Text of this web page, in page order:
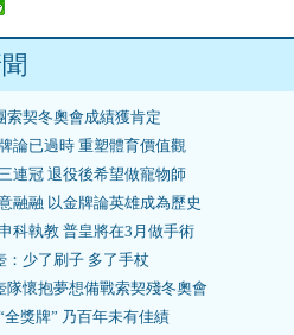
索契冬奧會成績獲肯定
論已過時 重塑體育價值觀
連冠 退役後希望做寵物師
融融 以金牌論英雄成為歷史
科執教 普皇將在3月做手術
：少了刷子 多了手杖
隊懷抱夢想備戰索契殘冬奧會
獎牌” 乃百年未有佳績